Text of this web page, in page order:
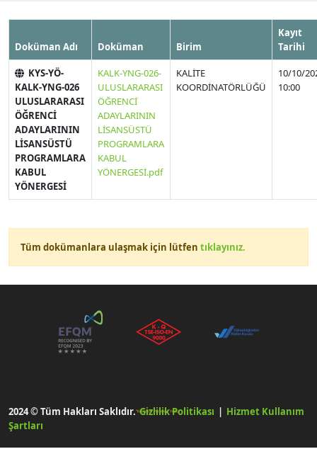
Doküman Adı Doküman Birim
Kayıt
Tarihi
KYS-YÖ-
KALK-YNG-026
ULUSLARARASI
ÖĞRENCİ
ADAYLARININ
LİSANSÜSTÜ
PROGRAMLARA
KABUL
YÖNERGESİ
KALK-YNG-026-
ULUSLARARASI
ÖĞRENCİ
ADAYLARININ
LİSANSÜSTÜ
PROGRAMLARA
KABUL
YÖNERGESİ.pdf
KALİTE
KOORDİNATÖRLÜĞÜ
10/10/
10:00
Tüm dokümanlara ulaşmak için lütfen tıklayınız.
2024 © Tüm Hakları Saklıdır.Gizlilik Politikası
Hizmet Kullanım
Şartları